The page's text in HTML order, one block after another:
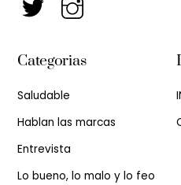
Categorias
Saludable
Hablan las marcas
Entrevista
Lo bueno, lo malo y lo feo